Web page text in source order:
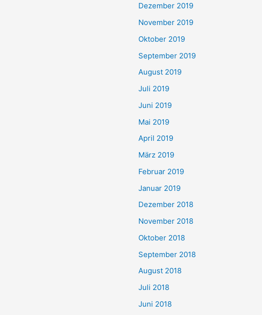
Dezember 2019
November 2019
Oktober 2019
September 2019
August 2019
Juli 2019
Juni 2019
Mai 2019
April 2019
März 2019
Februar 2019
Januar 2019
Dezember 2018
November 2018
Oktober 2018
September 2018
August 2018
Juli 2018
Juni 2018